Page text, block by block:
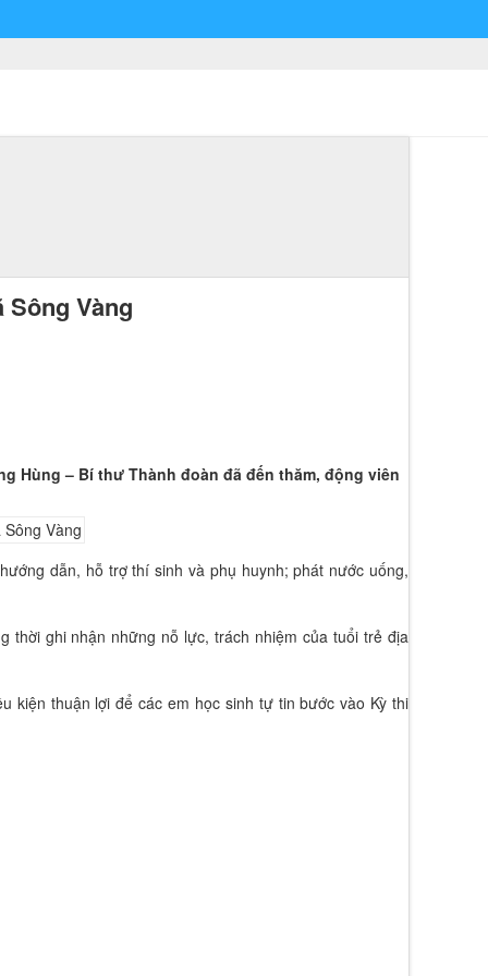
Vàng
Hùng – Bí thư Thành đoàn đã đến thăm, động viên
dẫn, hỗ trợ thí sinh và phụ huynh; phát nước uống,
thời ghi nhận những nỗ lực, trách nhiệm của tuổi trẻ địa
kiện thuận lợi để các em học sinh tự tin bước vào Kỳ thi